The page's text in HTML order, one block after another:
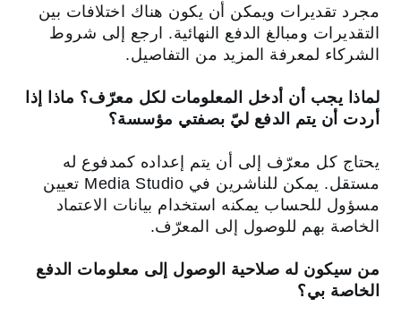
مجرد تقديرات ويمكن أن يكون هناك اختلافات بين
التقديرات ومبالغ الدفع النهائية. ارجع إلى شروط
الشركاء لمعرفة المزيد من التفاصيل.
لماذا يجب أن أدخل المعلومات لكل معرّف؟ ماذا إذا
أردت أن يتم الدفع ليّ بصفتي مؤسسة؟
يحتاج كل معرّف إلى أن يتم إعداده كمدفوع له
مستقل. يمكن للناشرين في Media Studio تعيين
مسؤول للحساب يمكنه استخدام بيانات الاعتماد
الخاصة بهم للوصول إلى المعرّف.
من سيكون له صلاحية الوصول إلى معلومات الدفع
الخاصة بي؟